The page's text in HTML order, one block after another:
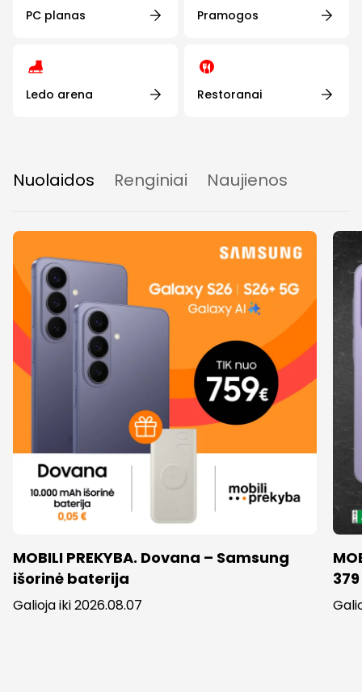
PC planas Pramogos
Ledo arena Restoranai
Nuolaidos Renginiai Naujienos
MOBILI PREKYBA. Dovana – Samsung
išorinė baterija
Galioja iki 2026.08.07